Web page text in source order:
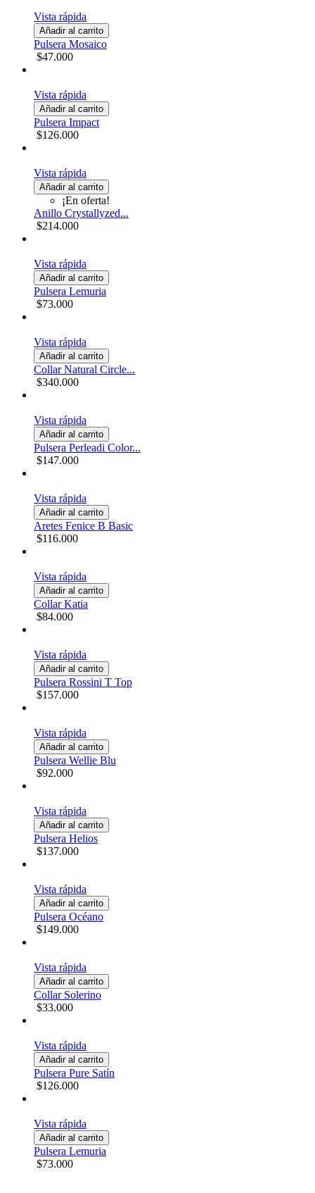
Vista rápida
Añadir al carrito
Pulsera Mosaico
$47.000
Vista rápida
Añadir al carrito
Pulsera Impact
$126.000
Vista rápida
Añadir al carrito
¡En oferta!
Anillo Crystallyzed...
$214.000
Vista rápida
Añadir al carrito
Pulsera Lemuria
$73.000
Vista rápida
Añadir al carrito
Collar Natural Circle...
$340.000
Vista rápida
Añadir al carrito
Pulsera Perleadi Color...
$147.000
Vista rápida
Añadir al carrito
Aretes Fenice B Basic
$116.000
Vista rápida
Añadir al carrito
Collar Katia
$84.000
Vista rápida
Añadir al carrito
Pulsera Rossini T Top
$157.000
Vista rápida
Añadir al carrito
Pulsera Wellie Blu
$92.000
Vista rápida
Añadir al carrito
Pulsera Helios
$137.000
Vista rápida
Añadir al carrito
Pulsera Océano
$149.000
Vista rápida
Añadir al carrito
Collar Solerino
$33.000
Vista rápida
Añadir al carrito
Pulsera Pure Satín
$126.000
Vista rápida
Añadir al carrito
Pulsera Lemuria
$73.000